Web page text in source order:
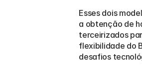
Esses dois
a obtenção de
terceirizados
flexibilidade do
desafios